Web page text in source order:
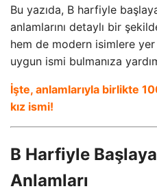
Bu yazıda, B harfiyle
anlamlarını detaylı bir
hem de modern isimlere
uygun ismi bulmanıza
İşte, anlamlarıyla birlikte
kız ismi!
B Harfiyle
Anlamları